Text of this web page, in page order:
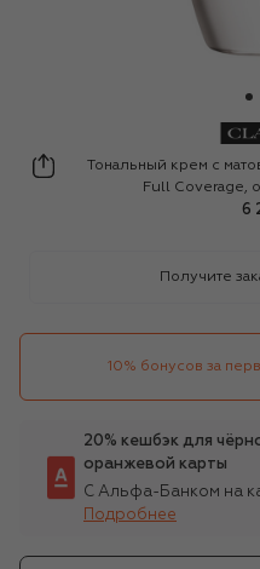
Clarins
Тональный крем с
Full Coverage,
6
Получите
10% бонусов за
20% кешбэк для
оранжевой карты
С Альфа-Банком на
Подробнее